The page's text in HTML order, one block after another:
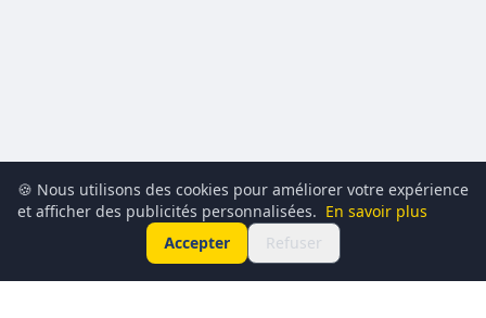
🍪 Nous utilisons des cookies pour améliorer votre expérience
et afficher des publicités personnalisées. En savoir plus
Accepter
Refuser